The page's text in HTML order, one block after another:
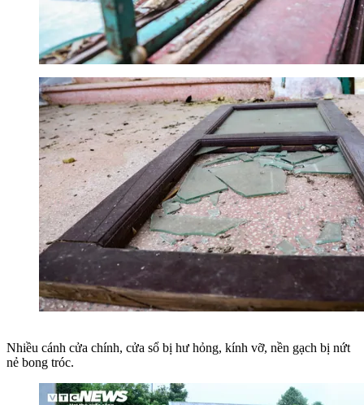
Nhiều cánh cửa chính, cửa sổ bị hư hỏng, kính vỡ, nền gạch bị nứt
nẻ bong tróc.